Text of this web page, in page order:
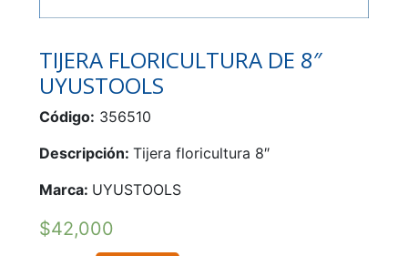
TIJERA FLORICULTURA DE 8″
UYUSTOOLS
Código: 356510
Descripción: Tijera floricultura 8″
Marca: UYUSTOOLS
$42,000